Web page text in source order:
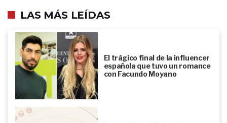
LAS MÁS LEÍDAS
El trágico final de la influencer
española que tuvo un romance
con Facundo Moyano